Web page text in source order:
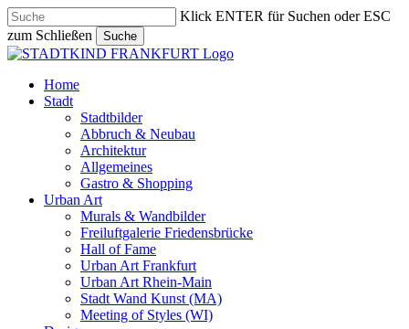
Skip
to
main
content
Klick ENTER für Suchen oder ESC
zum Schließen
Suche
Close
search
Menu
Home
Stadt
Stadtbilder
Abbruch & Neubau
Architektur
Allgemeines
Gastro & Shopping
Urban Art
Murals & Wandbilder
Freiluftgalerie Friedensbrücke
Hall of Fame
Urban Art Frankfurt
Urban Art Rhein-Main
Stadt Wand Kunst (MA)
Meeting of Styles (WI)